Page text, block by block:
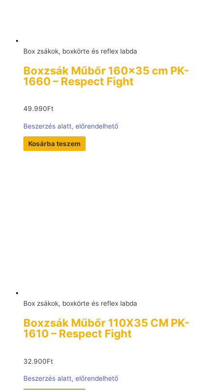
Box zsákok, boxkörte és reflex labda
Boxzsák Műbőr 160×35 cm PK-
1660 – Respect Fight
49.990Ft
Beszerzés alatt, előrendelhető
Kosárba teszem
Box zsákok, boxkörte és reflex labda
Boxzsák Műbőr 110X35 CM PK-
1610 – Respect Fight
32.900Ft
Beszerzés alatt, előrendelhető